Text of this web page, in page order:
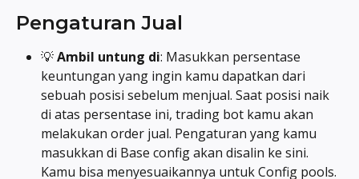
Pengaturan Jual
💡 Ambil untung di: Masukkan persentase
keuntungan yang ingin kamu dapatkan dari
sebuah posisi sebelum menjual. Saat posisi naik
di atas persentase ini, trading bot kamu akan
melakukan order jual. Pengaturan yang kamu
masukkan di Base config akan disalin ke sini.
Kamu bisa menyesuaikannya untuk Config pools.